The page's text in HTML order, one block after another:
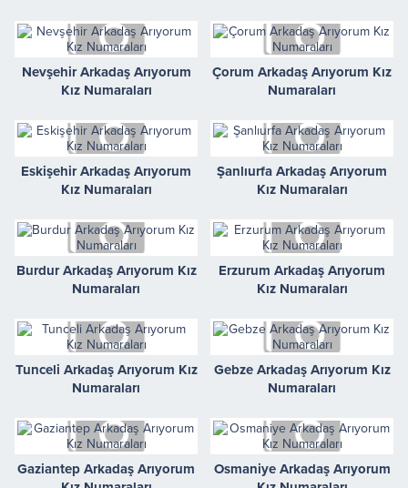
Nevşehir Arkadaş Arıyorum
Kız Numaraları
Çorum Arkadaş Arıyorum Kız
Numaraları
Eskişehir Arkadaş Arıyorum
Kız Numaraları
Şanlıurfa Arkadaş Arıyorum
Kız Numaraları
Burdur Arkadaş Arıyorum Kız
Numaraları
Erzurum Arkadaş Arıyorum
Kız Numaraları
Tunceli Arkadaş Arıyorum Kız
Numaraları
Gebze Arkadaş Arıyorum Kız
Numaraları
Gaziantep Arkadaş Arıyorum
Osmaniye Arkadaş Arıyorum